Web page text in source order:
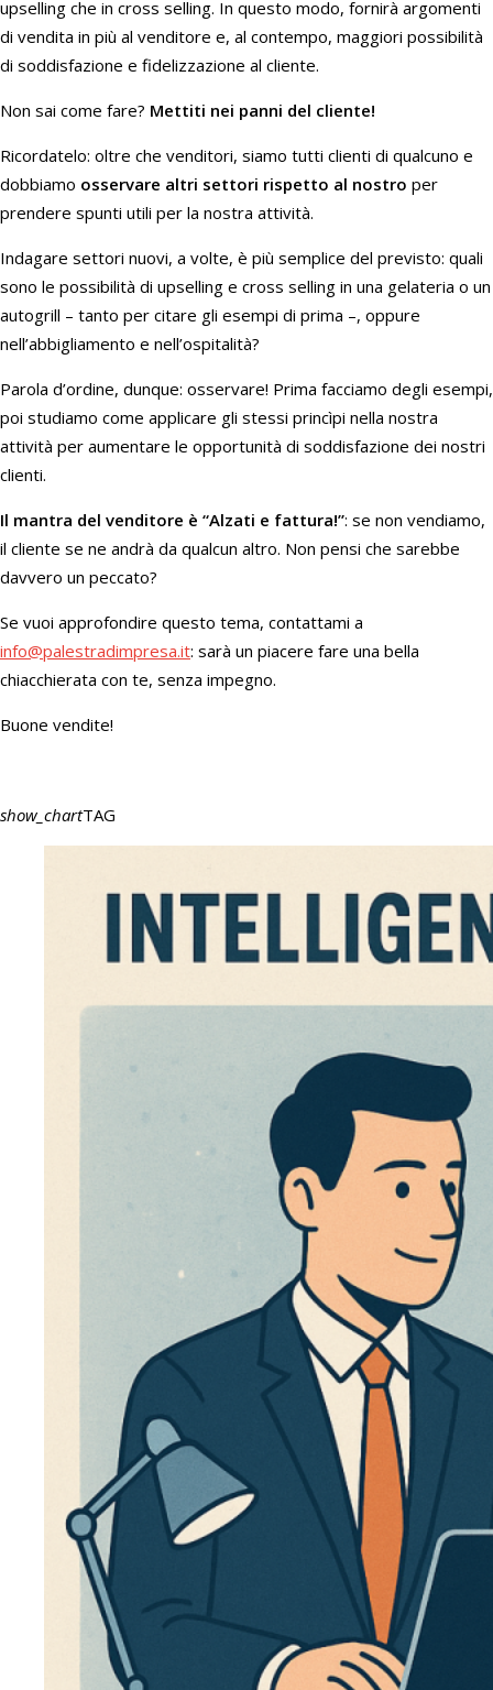
upselling che in cross selling. In questo modo, fornirà argomenti
di vendita in più al venditore e, al contempo, maggiori possibilità
di soddisfazione e fidelizzazione al cliente.
Non sai come fare? Mettiti nei panni del cliente!
Ricordatelo: oltre che venditori, siamo tutti clienti di qualcuno e
dobbiamo osservare altri settori rispetto al nostro per
prendere spunti utili per la nostra attività.
Indagare settori nuovi, a volte, è più semplice del previsto: quali
sono le possibilità di upselling e cross selling in una gelateria o un
autogrill – tanto per citare gli esempi di prima –, oppure
nell’abbigliamento e nell’ospitalità?
Parola d’ordine, dunque: osservare! Prima facciamo degli esempi,
poi studiamo come applicare gli stessi princìpi nella nostra
attività per aumentare le opportunità di soddisfazione dei nostri
clienti.
Il mantra del venditore è “Alzati e fattura!”: se non vendiamo,
il cliente se ne andrà da qualcun altro. Non pensi che sarebbe
davvero un peccato?
Se vuoi approfondire questo tema, contattami a
info@palestradimpresa.it: sarà un piacere fare una bella
chiacchierata con te, senza impegno.
Buone vendite!
show_chartTAG